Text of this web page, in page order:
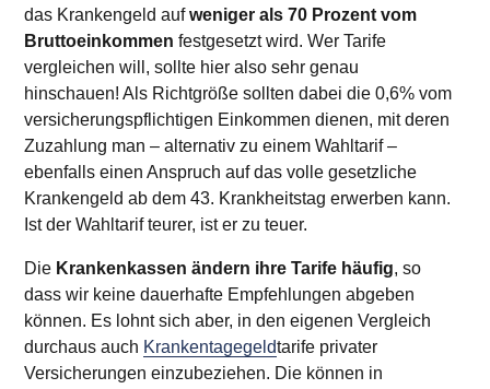
das Krankengeld aufweniger als 70 Prozent vom
Bruttoeinkommen festgesetzt wird. Wer Tarife
vergleichen will, sollte hier also sehr genau
hinschauen! Als Richtgröße sollten dabei die 0,6% vom
versicherungspflichtigen Einkommen dienen, mit deren
Zuzahlung man – alternativ zu einem Wahltarif –
ebenfalls einen Anspruch auf das volle gesetzliche
Krankengeld ab dem 43. Krankheitstag erwerben kann.
Ist der Wahltarif teurer, ist er zu teuer.
Die Krankenkassen ändern ihre Tarife häufig, so
dass wir keine dauerhafte Empfehlungen abgeben
können. Es lohnt sich aber, in den eigenen Vergleich
durchaus auch Krankentagegeldtarife privater
Versicherungen einzubeziehen. Die können in